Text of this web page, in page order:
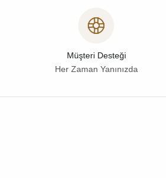
Müşteri Desteği
Her Zaman Yanınızda